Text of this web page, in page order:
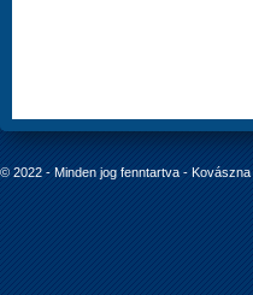
© 2022 - Minden jog fenntartva -